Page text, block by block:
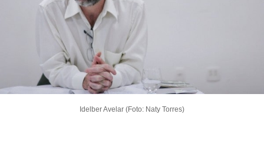
Idelber Avelar (Foto: Naty Torres)